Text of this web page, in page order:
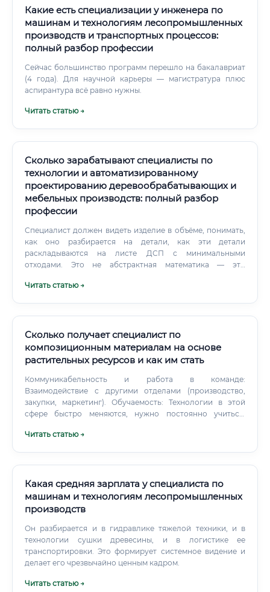
Какие есть специализации у инженера по
машинам и технологиям лесопромышленных
производств и транспортных процессов:
полный разбор профессии
Сейчас большинство программ перешло на бакалавриат
(4 года). Для научной карьеры — магистратура плюс
аспирантура всё равно нужны.
Читать статью →
Сколько зарабатывают специалисты по
технологии и автоматизированному
проектированию деревообрабатывающих и
мебельных производств: полный разбор
профессии
Специалист должен видеть изделие в объёме, понимать,
как оно разбирается на детали, как эти детали
раскладываются на листе ДСП с минимальными
отходами. Это не абстрактная математика — это
смысл.
Читать статью →
Сколько получает специалист по
композиционным материалам на основе
растительных ресурсов и как им стать
Коммуникабельность и работа в команде:
Взаимодействие с другими отделами (производство,
закупки, маркетинг). Обучаемость: Технологии в этой
сфере быстро меняются, нужно постоянно учиться.
специалистов, работающих в R&D-отделах и
Читать статью →
Какая средняя зарплата у специалиста по
машинам и технологиям лесопромышленных
производств
Он разбирается и в гидравлике тяжелой техники, и в
технологии сушки древесины, и в логистике ее
транспортировки. Это формирует системное видение и
делает его чрезвычайно ценным кадром.
Читать статью →